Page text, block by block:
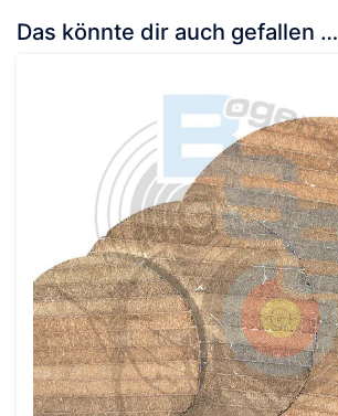
Das könnte dir auch gefallen …